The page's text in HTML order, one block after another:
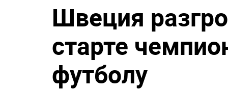
Швеция
старте
футболу